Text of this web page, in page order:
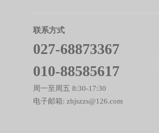
联系方式
027-68873367
010-88585617
周一至周五 8:30-17:30
电子邮箱: zhjszzs@126.com